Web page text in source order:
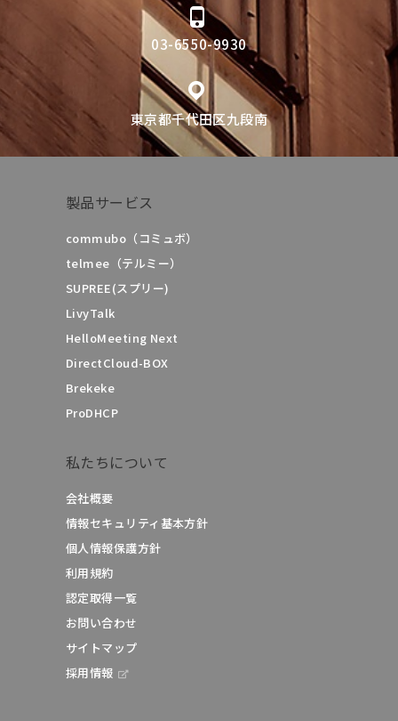
03-6550-9930
東京都千代田区九段南
製品サービス
commubo（コミュボ）
telmee（テルミー）
SUPREE(スプリー)
LivyTalk
HelloMeeting Next
DirectCloud-BOX
Brekeke
ProDHCP
私たちについて
会社概要
情報セキュリティ基本方針
個人情報保護方針
利用規約
認定取得一覧
お問い合わせ
サイトマップ
採用情報